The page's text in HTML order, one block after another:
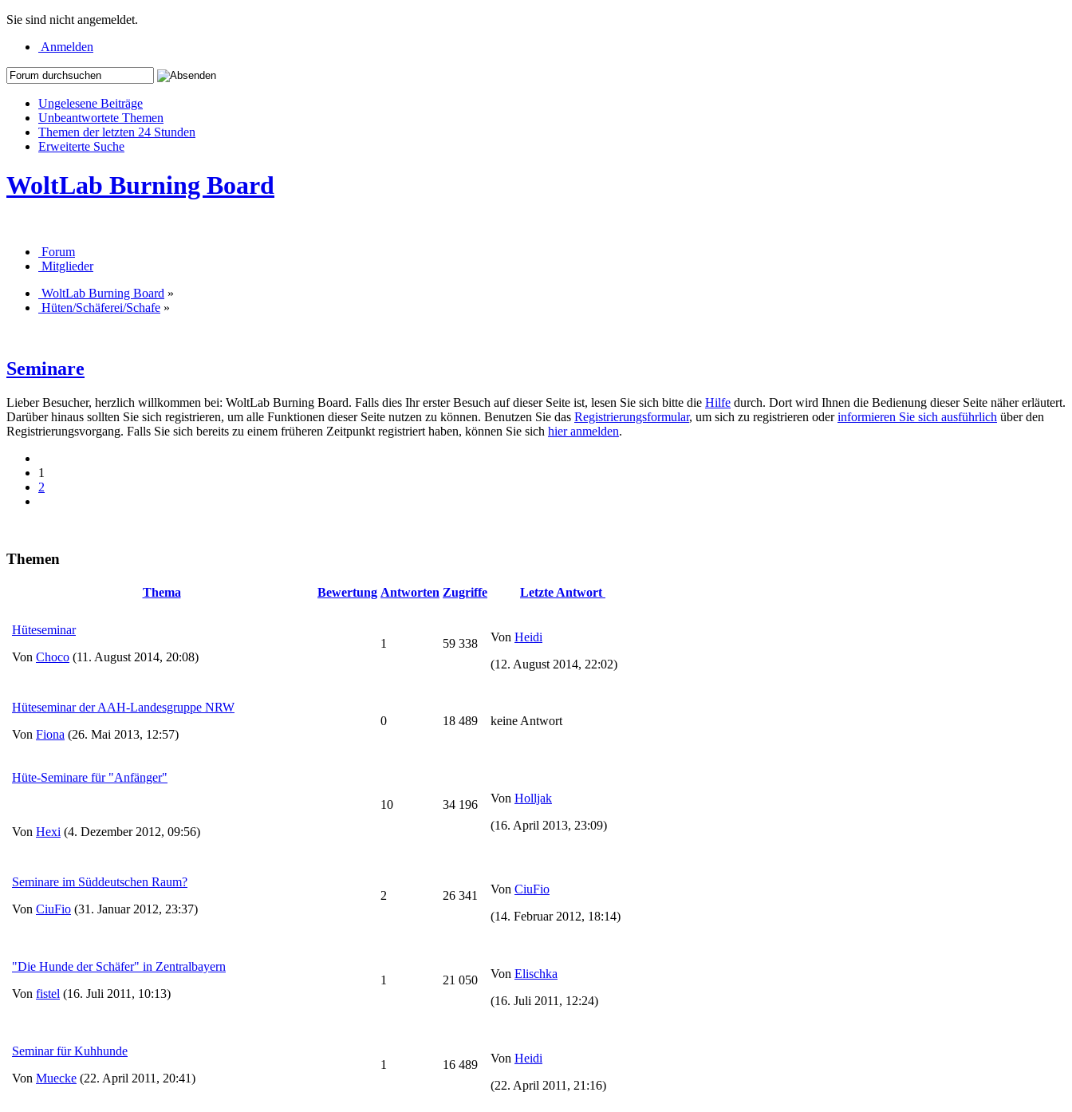
Sie sind nicht angemeldet.
Anmelden
Ungelesene Beiträge
Unbeantwortete Themen
Themen der letzten 24 Stunden
Erweiterte Suche
WoltLab Burning Board
Forum
Mitglieder
WoltLab Burning Board »
Hüten/Schäferei/Schafe »
Seminare
Lieber Besucher, herzlich willkommen bei: WoltLab Burning Board. Falls dies Ihr erster Besuch auf dieser Seite ist, lesen Sie sich bitte die Hilfe durch. Dort wird Ihnen die Bedienung dieser Seite näher erläutert.
Darüber hinaus sollten Sie sich registrieren, um alle Funktionen dieser Seite nutzen zu können. Benutzen Sie das Registrierungsformular, um sich zu registrieren oderinformieren Sie sich ausführlich über den
Registrierungsvorgang. Falls Sie sich bereits zu einem früheren Zeitpunkt registriert haben, können Sie sich hier anmelden.
1
2
Themen
Thema Bewertung Antworten Zugriffe Letzte Antwort
Hüteseminar
Von Choco (11. August 2014, 20:08)
1 59 338 Von Heidi
(12. August 2014, 22:02)
Hüteseminar der AAH-Landesgruppe NRW
Von Fiona (26. Mai 2013, 12:57)
0 18 489 keine Antwort
Hüte-Seminare für "Anfänger"
Von Hexi (4. Dezember 2012, 09:56)
10 34 196 Von Holljak
(16. April 2013, 23:09)
Seminare im Süddeutschen Raum?
Von CiuFio (31. Januar 2012, 23:37)
2 26 341 Von CiuFio
(14. Februar 2012, 18:14)
"Die Hunde der Schäfer" in Zentralbayern
Von fistel (16. Juli 2011, 10:13)
1 21 050 Von Elischka
(16. Juli 2011, 12:24)
Seminar für Kuhhunde
Von Muecke (22. April 2011, 20:41)
1 16 489 Von Heidi
(22. April 2011, 21:16)